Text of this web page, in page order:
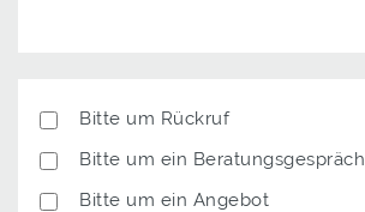
AntwortBitte um Rückruf
Bitte um ein Beratungsgespräch
Bitte um ein Angebot